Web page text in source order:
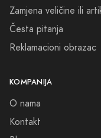
Zamjena veličine ili
Česta pitanja
Reklamacioni obrazac
KOMPANIJA
O nama
Kontakt